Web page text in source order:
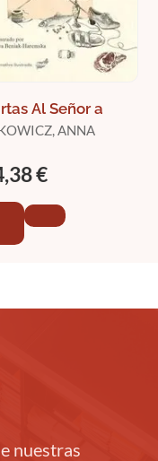
Al Señor a
ANNA
€
nuestras